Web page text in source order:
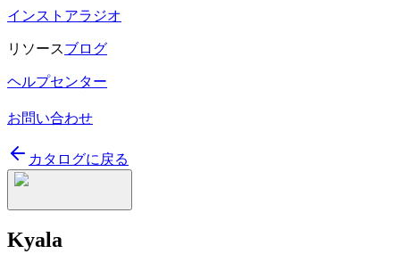
インストアラジオ
リソースブログ
ヘルプセンター
お問い合わせ
カタログに戻る
Kyala